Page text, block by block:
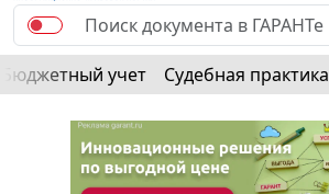
Бюджетный учет Судебная практика